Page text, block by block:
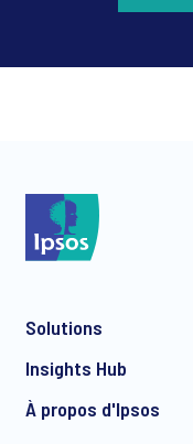
Solutions
Insights Hub
À propos d'Ipsos